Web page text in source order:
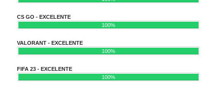
CS GO - EXCELENTE
100%
VALORANT - EXCELENTE
100%
FIFA 23 - EXCELENTE
100%